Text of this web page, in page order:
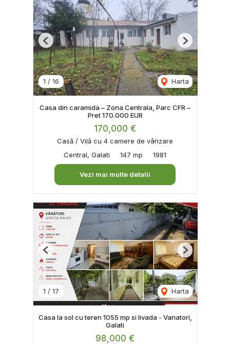
1 / 16 Harta
Previous Next
Casa din caramida – Zona Centrala, Parc CFR –
Pret 170.000 EUR
170,000 €
Casă / Vilă cu 4 camere de vânzare
Central, Galati
147 mp 1981
Vezi mai multe detalii
1 / 17 Harta
Previous Next
Casa la sol cu teren 1055 mp si livada - Vanatori,
Galati
98,000 €